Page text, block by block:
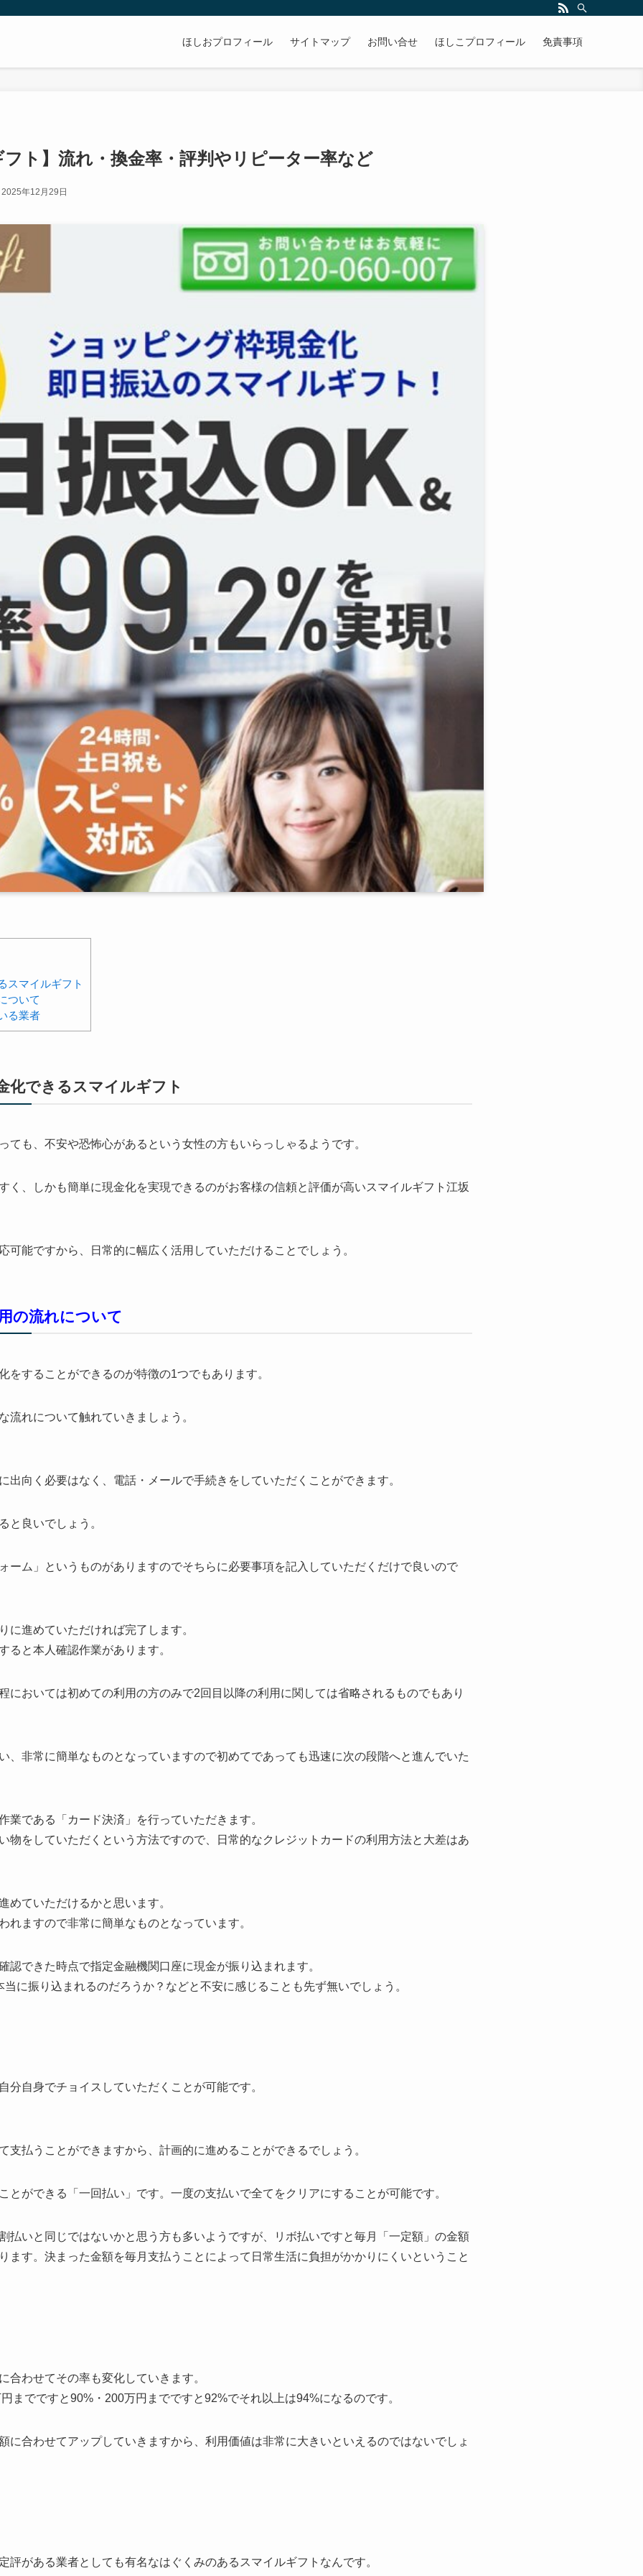
ほしおプロフィール サイトマップ お問い合せ ほしこプロフィール 免責事項
ト】流れ・換金率・評判やリピーター率など
2025年12月29日
スマイルギフト
ついて
る業者
化できるスマイルギフト
ても、不安や恐怖心があるという女性の方もいらっしゃるようです。
く、しかも簡単に現金化を実現できるのがお客様の信頼と評価が高いスマイルギフト江坂
可能ですから、日常的に幅広く活用していただけることでしょう。
の流れについて
をすることができるのが特徴の1つでもあります。
流れについて触れていきましょう。
出向く必要はなく、電話・メールで手続きをしていただくことができます。
と良いでしょう。
ーム」というものがありますのでそちらに必要事項を記入していただくだけで良いので
に進めていただければ完了します。
ると本人確認作業があります。
においては初めての利用の方のみで2回目以降の利用に関しては省略されるものでもあり
、非常に簡単なものとなっていますので初めてであっても迅速に次の段階へと進んでいた
業である「カード決済」を行っていただきます。
物をしていただくという方法ですので、日常的なクレジットカードの利用方法と大差はあ
めていただけるかと思います。
れますので非常に簡単なものとなっています。
認できた時点で指定金融機関口座に現金が振り込まれます。
に振り込まれるのだろうか？などと不安に感じることも先ず無いでしょう。
分自身でチョイスしていただくことが可能です。
支払うことができますから、計画的に進めることができるでしょう。
とができる「一回払い」です。一度の支払いで全てをクリアにすることが可能です。
払いと同じではないかと思う方も多いようですが、リボ払いですと毎月「一定額」の金額
ます。決まった金額を毎月支払うことによって日常生活に負担がかかりにくいということ
合わせてその率も変化していきます。
までですと90%・200万円までですと92%でそれ以上は94%になるのです。
に合わせてアップしていきますから、利用価値は非常に大きいといえるのではないでしょ
評がある業者としても有名なはぐくみのあるスマイルギフトなんです。